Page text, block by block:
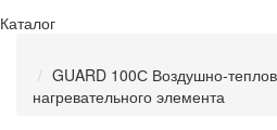
Каталог
GUARD 100С Воздушно-
нагревательного элемента